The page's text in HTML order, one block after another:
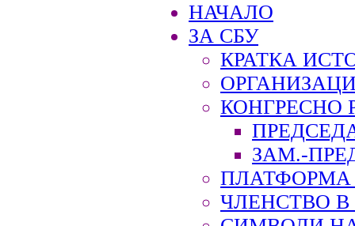
НАЧАЛО
ЗА СБУ
КРАТКА
КОНГРЕСНО
ЗАМ.-
ПЛАТФОРМА
ЧЛЕНСТВО В